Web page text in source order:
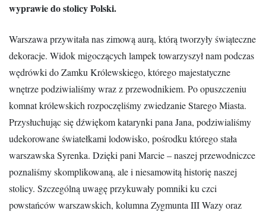
wyprawie do stolicy Polski.
Warszawa przywitała nas zimową aurą, którą tworzyły świąteczne
dekoracje. Widok migoczących lampek towarzyszył nam podczas
wędrówki do Zamku Królewskiego, którego majestatyczne
wnętrze podziwialiśmy wraz z przewodnikiem. Po opuszczeniu
komnat królewskich rozpoczęliśmy zwiedzanie Starego Miasta.
Przysłuchując się dźwiękom katarynki pana Jana, podziwialiśmy
udekorowane światełkami lodowisko, pośrodku którego stała
warszawska Syrenka. Dzięki pani Marcie – naszej przewodniczce
poznaliśmy skomplikowaną, ale i niesamowitą historię naszej
stolicy. Szczególną uwagę przykuwały pomniki ku czci
powstańców warszawskich, kolumna Zygmunta III Wazy oraz